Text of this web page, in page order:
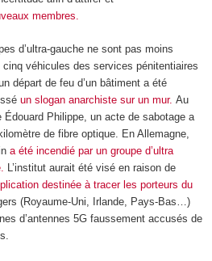
membres.
d’ultra-gauche ne sont pas moins
véhicules des services pénitentiaires
départ de feu d’un bâtiment a été
un slogan anarchiste sur un mur. Au
Philippe, un acte de sabotage a
de fibre optique. En Allemagne,
a été incendié par un groupe d’ultra
L’institut aurait été visé en raison de
destinée à tracer les porteurs du
(Royaume-Uni, Irlande, Pays-Bas…)
d’antennes 5G faussement accusés de